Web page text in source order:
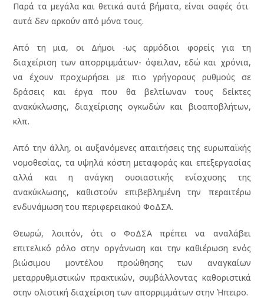
Παρά τα μεγάλα και θετικά αυτά βήματα, είναι σαφές ότι
αυτά δεν αρκούν από μόνα τους.
Από τη μια, οι Δήμοι -ως αρμόδιοι φορείς για τη
διαχείριση των απορριμμάτων- όφειλαν, εδώ και χρόνια,
να έχουν προχωρήσει με πιο γρήγορους ρυθμούς σε
δράσεις και έργα που θα βελτίωναν τους δείκτες
ανακύκλωσης, διαχείρισης ογκωδών και βιοαποβλήτων,
κλπ.
Από την άλλη, οι αυξανόμενες απαιτήσεις της ευρωπαϊκής
νομοθεσίας, τα υψηλά κόστη μεταφοράς και επεξεργασίας
αλλά και η ανάγκη ουσιαστικής ενίσχυσης της
ανακύκλωσης, καθιστούν επιβεβλημένη την περαιτέρω
ενδυνάμωση του περιφερειακού ΦοΔΣΑ.
Θεωρώ, λοιπόν, ότι ο ΦοΔΣΑ πρέπει να αναλάβει
επιτελικό ρόλο στην οργάνωση και την καθιέρωση ενός
βιώσιμου μοντέλου προώθησης των αναγκαίων
μεταρρυθμιστικών πρακτικών, συμβάλλοντας καθοριστικά
στην ολιστική διαχείριση των απορριμμάτων στην Ήπειρο.